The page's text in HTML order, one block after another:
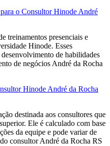
o Consultor Hinode André
treinamentos presenciais e
Hinode. Esses
de habilidades
de negócios André da Rocha
Hinode André da Rocha
destinada aos consultores que
Ele é calculado com base
da equipe e pode variar de
consultor André da Rocha RS